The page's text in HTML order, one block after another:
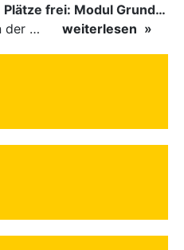
Plätze frei: Modul Grundlagen
Für das Modul Grundlagen der Breitensportausbildung vom 10. bis 13. September an der Landessportschule Albstadt sind noch Plätze frei. Das Modul kann auch für den Lizenzerhalt (30 LE fachlich) genutzt…
weiterlesen